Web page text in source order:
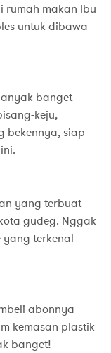
rumah makan Ibu
untuk dibawa
banget
keju,
bekennya, siap-
yang terbuat
gudeg. Nggak
yang terkenal
abonnya
kemasan plastik
banget!